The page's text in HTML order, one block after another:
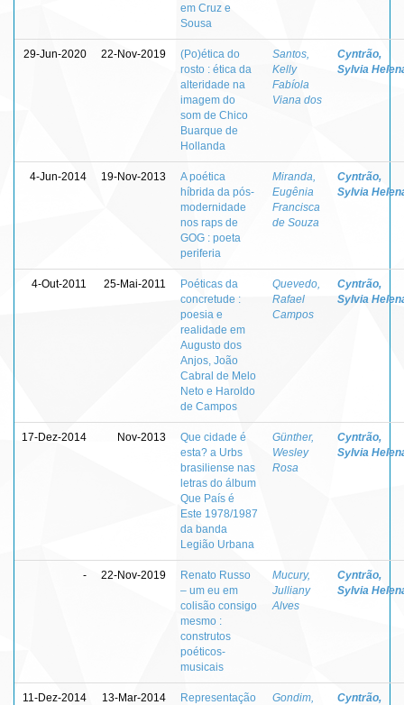
em Cruz e
Sousa
29-Jun-2020 22-Nov-2019
(Po)ética do
rosto : ética da
alteridade na
imagem do
som de Chico
Buarque de
Hollanda
Santos,
Kelly
Fabíola
Viana dos
Cyntrão,
Sylvia
4-Jun-2014 19-Nov-2013
A poética
híbrida da pós-
modernidade
nos raps de
GOG : poeta
periferia
Miranda,
Eugênia
Francisca
de Souza
Cyntrão,
Sylvia
4-Out-2011 25-Mai-2011
Poéticas da
concretude :
poesia e
realidade em
Augusto dos
Anjos, João
Cabral de Melo
Neto e Haroldo
de Campos
Quevedo,
Rafael
Campos
Cyntrão,
Sylvia
17-Dez-2014 Nov-2013
Que cidade é
esta? a Urbs
brasiliense nas
letras do álbum
Que País é
Este 1978/1987
da banda
Legião Urbana
Günther,
Wesley
Rosa
Cyntrão,
Sylvia
- 22-Nov-2019
Renato Russo
– um eu em
colisão consigo
mesmo :
construtos
poéticos-
musicais
Mucury,
Julliany
Alves
Cyntrão,
Sylvia
11-Dez-2014 13-Mar-2014
Representação
Gondim,
Cyntrão,